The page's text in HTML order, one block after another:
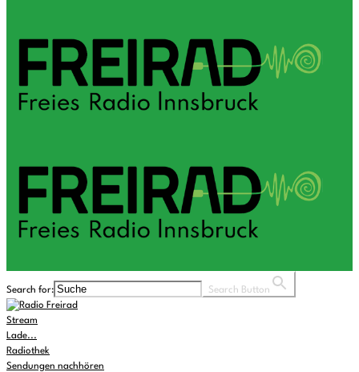
Search for: Search Button
Stream
Lade...
Radiothek
Sendungen nachhören